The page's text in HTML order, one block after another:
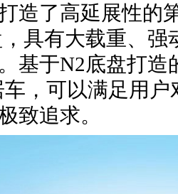
造了高延展性
具有大载重、强
基于N2底盘打造
，可以满足用
致追求。